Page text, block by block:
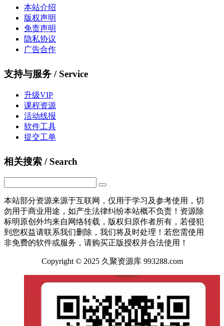
本站介绍
版权声明
免责声明
隐私协议
广告合作
支持与服务 / Service
升级VIP
课程资源
活动线报
软件工具
提交工单
相关搜索 / Search
本站部分资源来源于互联网，仅用于学习及参考使用，切
勿用于商业用途，如产生法律纠纷本站概不负责！资源除
标明原创外均来自网络转载，版权归原作者所有，若侵犯
到您权益请联系我们删除，我们将及时处理！若您需使用
非免费的软件或服务，请购买正版授权并合法使用！
Copyright © 2025 久聚资源库 993288.com